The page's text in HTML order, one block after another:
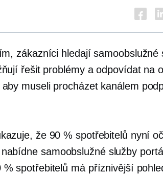
zákazníci hledajísamoobslužné
řešit problémy a odpovídat na
museli procházet kanálem
že 90 % spotřebitelů nyní
samoobslužné služby
% spotřebitelů má příznivější